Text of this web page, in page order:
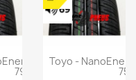
3 - 165/70 R13
79T
Toyo -
75T